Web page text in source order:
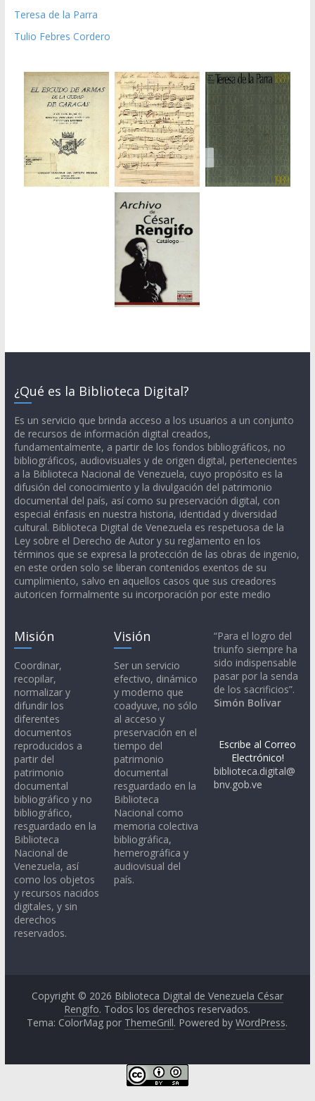
Teresa de la Parra
Tulio Febres Cordero
¿Qué es la Biblioteca Digital?
Es un servicio que brinda acceso a los usuarios a un conjunto
de recursos de información digital creados,
fundamentalmente, a partir de los fondos bibliográficos, no
bibliográficos, audiovisuales y de origen digital, pertenecientes
a la Biblioteca Nacional de Venezuela, cuyo propósito es la
difusión del conocimiento y la divulgación del patrimonio
documental del país, así como su preservación digital, con
especial énfasis en nuestra historia, identidad y diversidad
cultural. Biblioteca Digital de Venezuela es respetuosa de la
Ley sobre el Derecho de Autor y su reglamento en los
términos que se expresa la protección de las obras de ingenio,
en este orden solo se liberan contenidos exentos de su
cumplimiento, salvo en aquellos casos que sus creadores
autoricen formalmente su incorporación por este medio
Misión
Coordinar,
recopilar,
normalizar y
difundir los
diferentes
documentos
reproducidos a
partir del
patrimonio
documental
bibliográfico y no
bibliográfico,
resguardado en la
Biblioteca
Nacional de
Venezuela, así
como los objetos
y recursos nacidos
digitales, y sin
derechos
reservados.
Visión
Ser un servicio
efectivo, dinámico
y moderno que
coadyuve, no sólo
al acceso y
preservación en el
tiempo del
patrimonio
documental
resguardado en la
Biblioteca
Nacional como
memoria colectiva
bibliográfica,
hemerográfica y
audiovisual del
país.
“Para el logro del
triunfo siempre ha
sido indispensable
pasar por la senda
de los sacrificios”.
Simón Bolívar
Escribe al Correo
Electrónico!
biblioteca.digital@
bnv.gob.ve
Copyright © 2026 Biblioteca Digital de Venezuela César
Rengifo. Todos los derechos reservados.
Tema: ColorMag por ThemeGrill. Powered byWordPress.